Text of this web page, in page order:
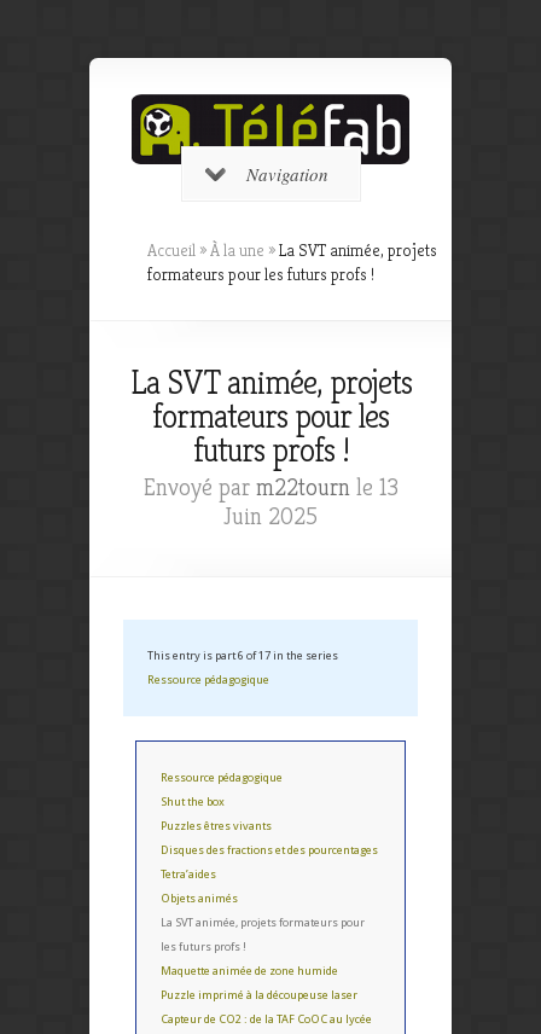
Navigation
Accueil »À la une »La SVT animée, projets
formateurs pour les futurs profs !
La SVT animée, projets
formateurs pour les
futurs profs !
Envoyé par m22tournle 13
Juin 2025
This entry is part 6 of 17 in the series
Ressource pédagogique
Ressource pédagogique
Shut the box
Puzzles êtres vivants
Disques des fractions et des pourcentages
Tetra’aides
Objets animés
La SVT animée, projets formateurs pour
les futurs profs !
Maquette animée de zone humide
Puzzle imprimé à la découpeuse laser
Capteur de CO2 : de la TAF CoOC au lycée